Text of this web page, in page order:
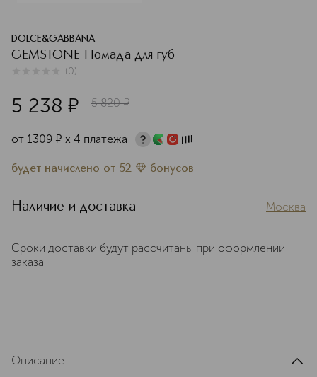
DOLCE&GABBANA
GEMSTONE Помада для губ
(0)
5 238 ¤ 5 820 ¤
от 1309 ¤ х 4 платежа
будет начислено от 52 бонусов
Наличие и доставка Москва
Сроки доставки будут рассчитаны при оформлении
заказа
Описание